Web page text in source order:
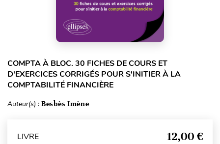
COMPTA À BLOC. 30 FICHES DE COURS ET
D'EXERCICES CORRIGÉS POUR S'INITIER À LA
COMPTABILITÉ FINANCIÈRE
Auteur(s) : Besbès Imène
LIVRE 12,00 €